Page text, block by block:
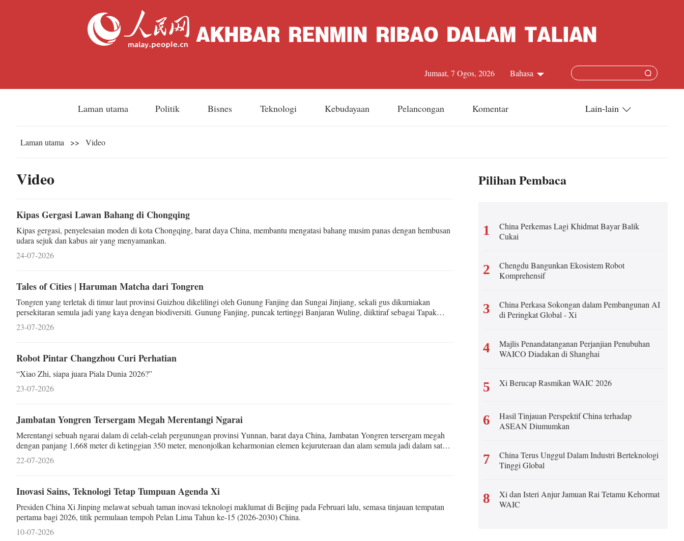
Bahasa
Français
Русский
한국어
Deutsch
Kiswahili
ภาษาไทย
Bahasa Melayu
Tiếng Việt
Jumaat, 7 Ogos, 2026
Laman utama Politik Bisnes Teknologi Kebudayaan Pelancongan Komentar Lain-lain
Laman utama >> Video
Video
Kipas Gergasi Lawan Bahang di Chongqing
Kipas gergasi, penyelesaian moden di kota Chongqing, barat daya China, membantu mengatasi bahang musim panas dengan hembusan
udara sejuk dan kabus air yang menyamankan.
24-07-2026
Tales of Cities | Haruman Matcha dari Tongren
Tongren yang terletak di timur laut provinsi Guizhou dikelilingi oleh Gunung Fanjing dan Sungai Jinjiang, sekali gus dikurniakan
persekitaran semula jadi yang kaya dengan biodiversiti. Gunung Fanjing, puncak tertinggi Banjaran Wuling, diiktiraf sebagai Tapak
Warisan Semula Jadi Dunia UNESCO pada tah
23-07-2026
Robot Pintar Changzhou Curi Perhatian
“Xiao Zhi, siapa juara Piala Dunia 2026?”
23-07-2026
Jambatan Yongren Tersergam Megah Merentangi Ngarai
Merentangi sebuah ngarai dalam di celah-celah pergunungan provinsi Yunnan, barat daya China, Jambatan Yongren tersergam megah
dengan panjang 1,668 meter di ketinggian 350 meter, menonjolkan keharmonian elemen kejuruteraan dan alam semula jadi dalam satu
pemandangan yang menakjubkan.
22-07-2026
Inovasi Sains, Teknologi Tetap Tumpuan Agenda Xi
Presiden China Xi Jinping melawat sebuah taman inovasi teknologi maklumat di Beijing pada Februari lalu, semasa tinjauan tempatan
pertama bagi 2026, titik permulaan tempoh Pelan Lima Tahun ke-15 (2026-2030) China.
10-07-2026
Pilihan Pembaca
1
China Perkemas Lagi Khidmat Bayar Balik
Cukai
2
Chengdu Bangunkan Ekosistem Robot
Komprehensif
3
China Perkasa Sokongan dalam Pembangunan AI
di Peringkat Global - Xi
4
Majlis Penandatanganan Perjanjian Penubuhan
WAICO Diadakan di Shanghai
5 Xi Berucap Rasmikan WAIC 2026
6
Hasil Tinjauan Perspektif China terhadap
ASEAN Diumumkan
7
China Terus Unggul Dalam Industri Berteknologi
Tinggi Global
8
Xi dan Isteri Anjur Jamuan Rai Tetamu Kehormat
WAIC